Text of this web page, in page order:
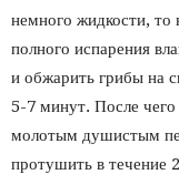
немного жидкости,
полного испарения
и обжарить грибы на
5-7 минут. После
молотым душистым
протушить в течение